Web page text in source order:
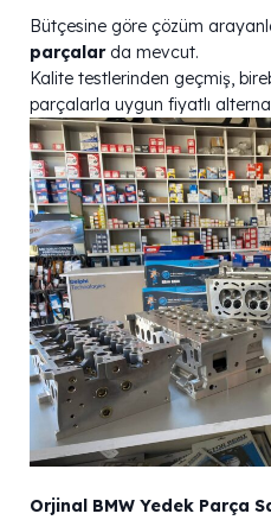
Bütçesine göre çözüm
parçalarda mevcut.
Kalite testlerinden geçmiş,
parçalarla uygun fiyatlı
Orjinal BMW Yedek Parça